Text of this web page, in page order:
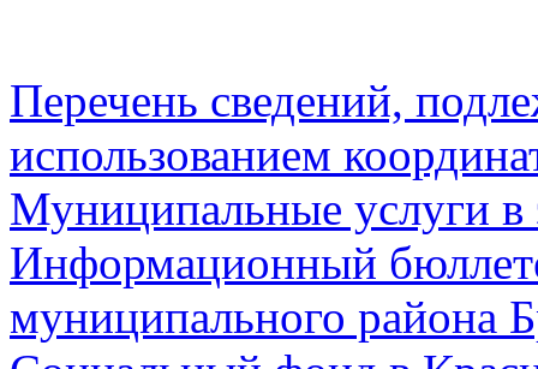
Перечень сведений,
использованием
Муниципальные услуги в
Информационный
муниципального района